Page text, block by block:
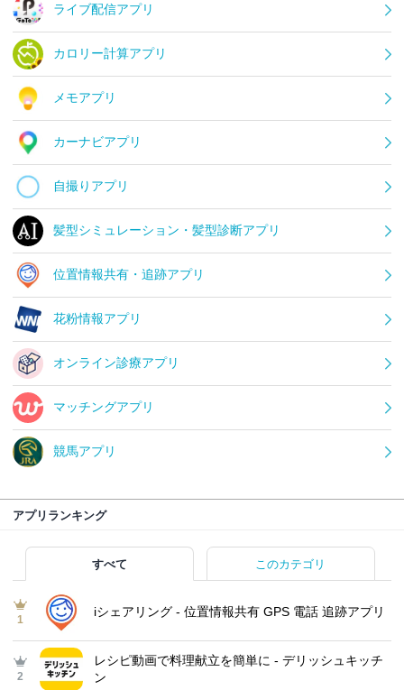
ライブ配信アプリ
カロリー計算アプリ
メモアプリ
カーナビアプリ
自撮りアプリ
髪型シミュレーション・髪型診断アプリ
位置情報共有・追跡アプリ
花粉情報アプリ
オンライン診療アプリ
マッチングアプリ
競馬アプリ
アプリランキング
すべて このカテゴリ
1
iシェアリング - 位置情報共有 GPS 電話 追跡アプリ
2
レシピ動画で料理献立を簡単‪に - デリッシュキッチ
ン